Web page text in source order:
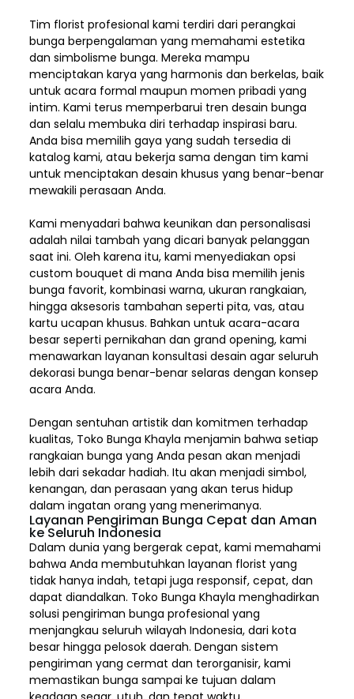
Tim florist profesional kami terdiri dari perangkai
bunga berpengalaman yang memahami estetika
dan simbolisme bunga. Mereka mampu
menciptakan karya yang harmonis dan berkelas, baik
untuk acara formal maupun momen pribadi yang
intim. Kami terus memperbarui tren desain bunga
dan selalu membuka diri terhadap inspirasi baru.
Anda bisa memilih gaya yang sudah tersedia di
katalog kami, atau bekerja sama dengan tim kami
untuk menciptakan desain khusus yang benar-benar
mewakili perasaan Anda.
Kami menyadari bahwa keunikan dan personalisasi
adalah nilai tambah yang dicari banyak pelanggan
saat ini. Oleh karena itu, kami menyediakan opsi
custom bouquet di mana Anda bisa memilih jenis
bunga favorit, kombinasi warna, ukuran rangkaian,
hingga aksesoris tambahan seperti pita, vas, atau
kartu ucapan khusus. Bahkan untuk acara-acara
besar seperti pernikahan dan grand opening, kami
menawarkan layanan konsultasi desain agar seluruh
dekorasi bunga benar-benar selaras dengan konsep
acara Anda.
Dengan sentuhan artistik dan komitmen terhadap
kualitas, Toko Bunga Khayla menjamin bahwa setiap
rangkaian bunga yang Anda pesan akan menjadi
lebih dari sekadar hadiah. Itu akan menjadi simbol,
kenangan, dan perasaan yang akan terus hidup
dalam ingatan orang yang menerimanya.
Layanan Pengiriman Bunga Cepat dan Aman
ke Seluruh Indonesia
Dalam dunia yang bergerak cepat, kami memahami
bahwa Anda membutuhkan layanan florist yang
tidak hanya indah, tetapi juga responsif, cepat, dan
dapat diandalkan. Toko Bunga Khayla menghadirkan
solusi pengiriman bunga profesional yang
menjangkau seluruh wilayah Indonesia,dari kota
besar hingga pelosok daerah. Dengan sistem
pengiriman yang cermat dan terorganisir, kami
memastikan bunga sampai ke tujuan dalam